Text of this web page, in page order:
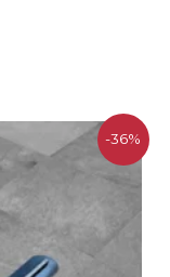
-36%